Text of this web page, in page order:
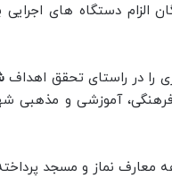
دستگاه های اجرایی
را در راستای تحقق اهداف
آموزشی و مذهبی
معارف نماز و مسجد